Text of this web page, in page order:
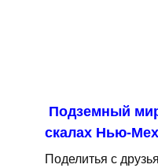
Подземный
скалах Нью-
Поделитья с